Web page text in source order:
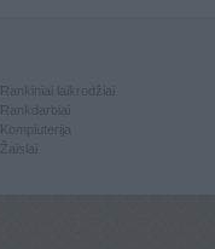
Kompiuterija
Žaislai